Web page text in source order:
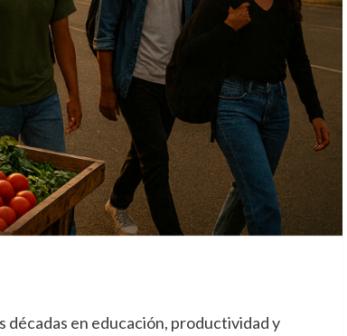
décadas en educación, productividad y